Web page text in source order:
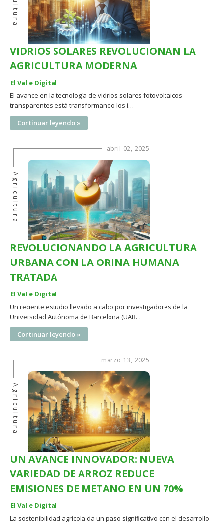
VIDRIOS SOLARES REVOLUCIONAN LA
AGRICULTURA MODERNA
El Valle Digital
El avance en la tecnología de vidrios solares fotovoltaicos
transparentes está transformando los i…
Continuar leyendo »
abril 02, 2025
Agricultura
REVOLUCIONANDO LA AGRICULTURA
URBANA CON LA ORINA HUMANA
TRATADA
El Valle Digital
Un reciente estudio llevado a cabo por investigadores de la
Universidad Autónoma de Barcelona (UAB…
Continuar leyendo »
marzo 13, 2025
Agricultura
UN AVANCE INNOVADOR: NUEVA
VARIEDAD DE ARROZ REDUCE
EMISIONES DE METANO EN UN 70%
El Valle Digital
La sostenibilidad agrícola da un paso significativo con el desarrollo